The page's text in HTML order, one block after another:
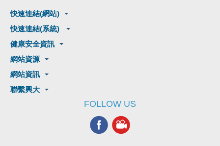
快速連結(網站)
快速連結(系統)
健康安全資訊
網站資源
網站資訊
聯繫興大
FOLLOW US